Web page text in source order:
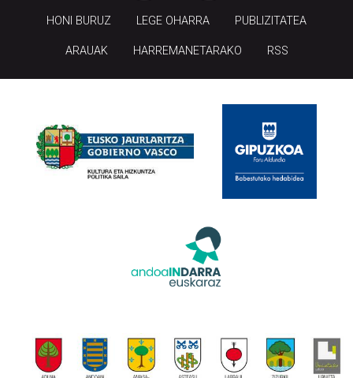
HONI BURUZ LEGE OHARRA PUBLIZITATEA
ARAUAK HARREMANETARAKO RSS